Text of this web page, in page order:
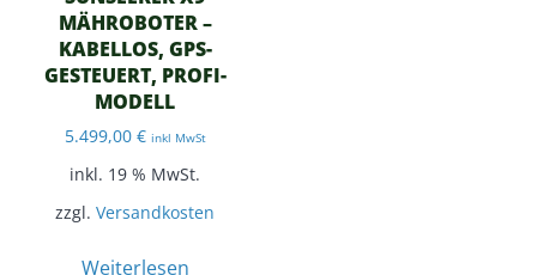
MÄHROBOTER –
KABELLOS, GPS-
GESTEUERT, PROFI-
MODELL
5.499,00 € inkl MwSt
inkl. 19 % MwSt.
zzgl.Versandkosten
Weiterlesen